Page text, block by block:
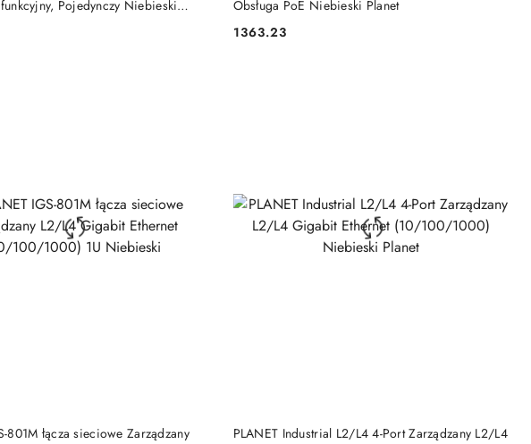
Pojedynczy Niebieski
Obsługa PoE Niebieski Planet
Cena:
1363.23
801M łącza sieciowe Zarządzany
DO KOSZYKA
PLANET Industrial L2/L4 4-Port Zarządzany L2/L4
DO KOSZYKA